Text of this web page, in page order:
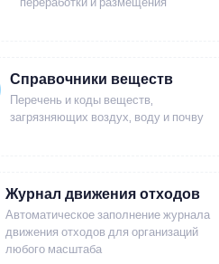
Справочники веществ
Перечень и коды веществ,
загрязняющих воздух, воду и почву
Журнал движения отходов
Автоматическое заполнение журнала
движения отходов для организаций
любого масштаба